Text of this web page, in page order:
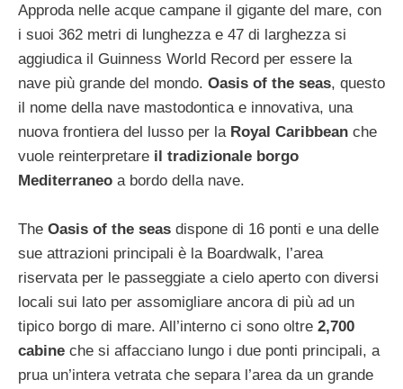
Approda nelle acque campane il gigante del mare, con
i suoi 362 metri di lunghezza e 47 di larghezza si
aggiudica il Guinness World Record per essere la
nave più grande del mondo. Oasis of the seas, questo
il nome della nave mastodontica e innovativa, una
nuova frontiera del lusso per la Royal Caribbean che
vuole reinterpretare il tradizionale borgo
Mediterraneo a bordo della nave.
The Oasis of the seas dispone di 16 ponti e una delle
sue attrazioni principali è la Boardwalk, l’area
riservata per le passeggiate a cielo aperto con diversi
locali sui lato per assomigliare ancora di più ad un
tipico borgo di mare. All’interno ci sono oltre 2,700
cabine che si affacciano lungo i due ponti principali, a
prua un’intera vetrata che separa l’area da un grande